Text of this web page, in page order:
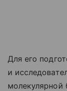
Для его
и